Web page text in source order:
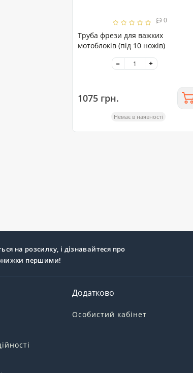
0
Труба фрези для важких
мотоблоків (під 10 ножів)
1075 грн.
Немає в наявності
на розсилку, і дізнавайтеся про
першими!
Додатково
Особистий кабінет